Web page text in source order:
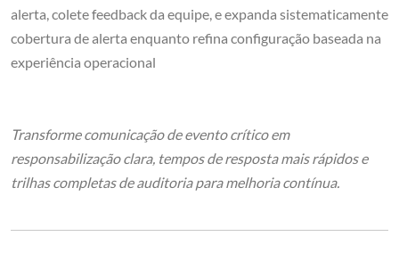
alerta, colete feedback da equipe, e expanda sistematicamente
cobertura de alerta enquanto refina configuração baseada na
experiência operacional
Transforme comunicação de evento crítico em
responsabilização clara, tempos de resposta mais rápidos e
trilhas completas de auditoria para melhoria contínua.